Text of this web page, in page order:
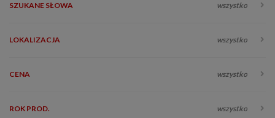
SZUKANE SŁOWA wszystko
LOKALIZACJA wszystko
CENA wszystko
ROK PROD. wszystko